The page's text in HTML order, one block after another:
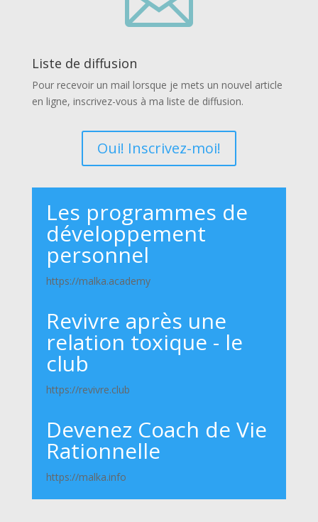
Liste de diffusion
Pour recevoir un mail lorsque je mets un nouvel article
en ligne, inscrivez-vous à ma liste de diffusion.
Oui! Inscrivez-moi!
Les programmes de
développement
personnel
https://malka.academy
Revivre après une
relation toxique - le
club
https://revivre.club
Devenez Coach de Vie
Rationnelle
https://malka.info